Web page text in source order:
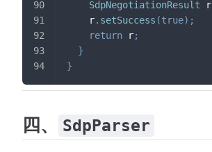
SdpNegotiationResult r
    r
. setSuccess (true) ;
return r;
}
}
四、 SdpParser